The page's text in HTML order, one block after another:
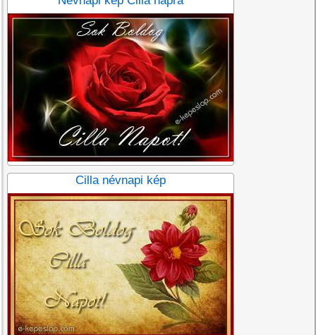
Cilla névnapi kép